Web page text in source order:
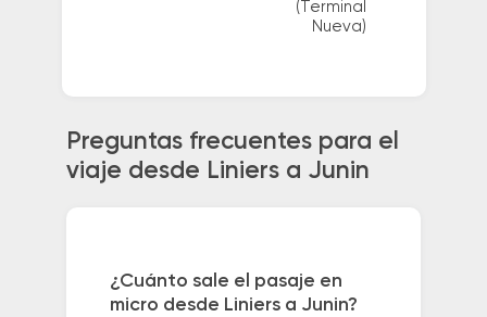
(Terminal
Nueva)
Preguntas frecuentes para el
viaje desde Liniers a Junin
¿Cuánto sale el pasaje en
micro desde Liniers a Junin?